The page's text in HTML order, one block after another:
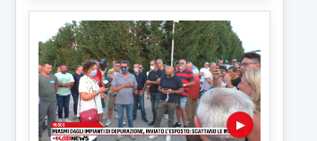
Miasmi dagli impianti di
depurazione, inviato l'esposto:
scattano le indagini
I cattivi odori provenienti dagli impianti di
depurazione industriale di...